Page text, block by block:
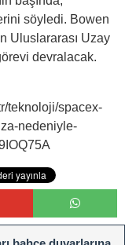
söyledi. Bowen
Uluslararası Uzay
devralacak.
teknoloji/spacex-
nedeniyle-